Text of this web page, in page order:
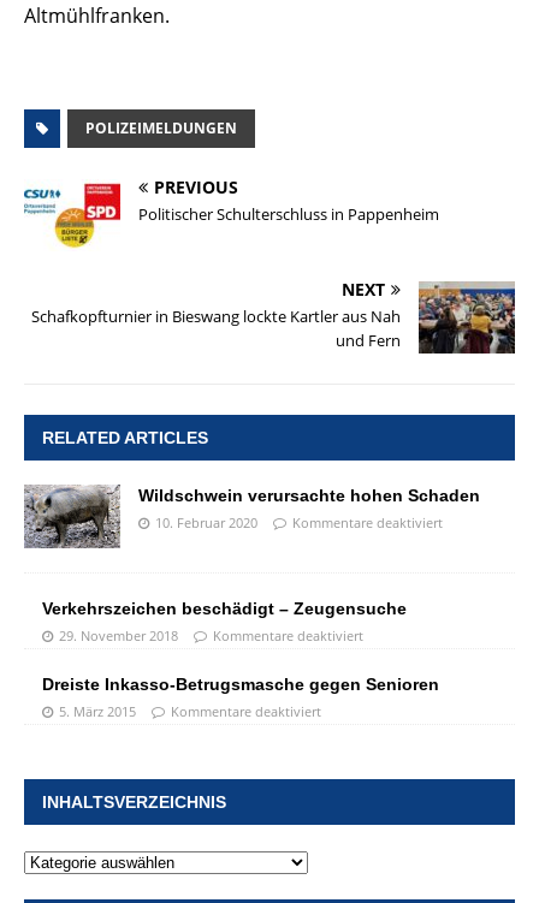
Altmühlfranken.
POLIZEIMELDUNGEN
PREVIOUS
Politischer Schulterschluss in Pappenheim
NEXT
Schafkopfturnier in Bieswang lockte Kartler aus Nah
und Fern
RELATED ARTICLES
Wildschwein verursachte hohen Schaden
10. Februar 2020 Kommentare deaktiviert
Verkehrszeichen beschädigt – Zeugensuche
29. November 2018 Kommentare deaktiviert
Dreiste Inkasso-Betrugsmasche gegen Senioren
5. März 2015 Kommentare deaktiviert
INHALTSVERZEICHNIS